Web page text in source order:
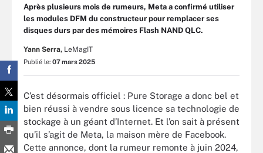
Après plusieurs mois de rumeurs, Meta a confirmé utiliser
les modules DFM du constructeur pour remplacer ses
disques durs par des mémoires Flash NAND QLC.
Yann Serra, LeMagIT
Publié le: 07 mars 2025
C’est désormais officiel : Pure Storage a donc bel et
bien réussi à vendre sous licence sa technologie de
stockage à un géant d’Internet. Et l’on sait à présent
qu’il s’agit de Meta, la maison mère de Facebook.
Cette annonce, dont la rumeur remonte à juin 2024,